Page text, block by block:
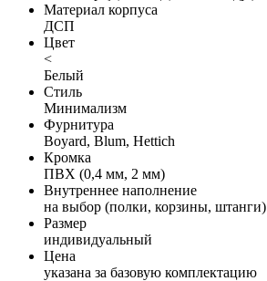
Материал корпуса
ДСП
Цвет
<
Белый
Стиль
Минимализм
Фурнитура
Boyard, Blum, Hettich
Кромка
ПВХ (0,4 мм, 2 мм)
Внутреннее наполнение
на выбор (полки, корзины, штанги)
Размер
индивидуальный
Цена
указана за базовую комплектацию